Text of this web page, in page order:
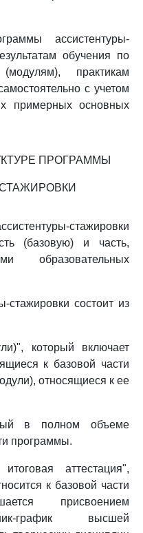
ассистентуры-
обучения по
практикам
с учетом
примерных основных
ПРОГРАММЫ
стажировки
(базовую) и часть,
образовательных
стажировки состоит из
который включает
к базовой части
относящиеся к ее
в полном объеме
программы.
аттестация",
к базовой части
присвоением
график высшей